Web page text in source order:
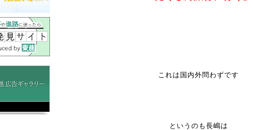
これは国内外問わずです
というのも長嶋は